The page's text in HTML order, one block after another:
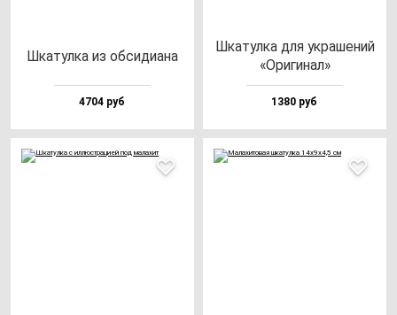
Шка­тул­ка из об­си­ди­ана
4704 руб
Шка­тул­ка для ук­ра­ше­ний
«Ори­ги­нал»
1380 руб